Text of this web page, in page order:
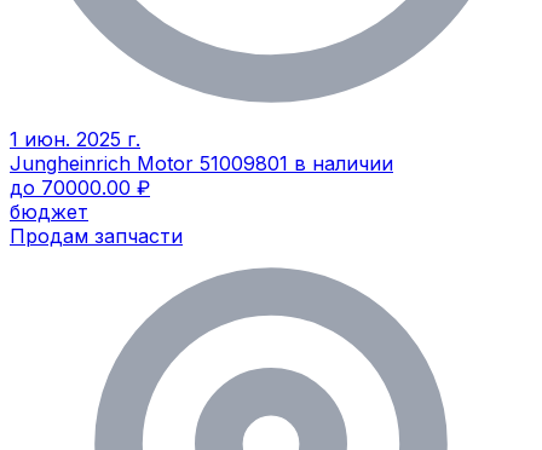
1 июн. 2025 г.
Jungheinrich Motor 51009801 в наличии
до 70000.00 ₽
бюджет
Продам запчасти